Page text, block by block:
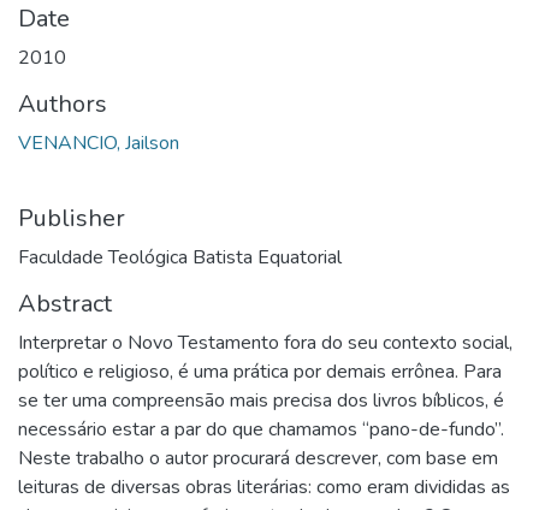
Date
2010
Authors
VENANCIO, Jailson
Publisher
Faculdade Teológica Batista Equatorial
Abstract
Interpretar o Novo Testamento fora do seu contexto social,
político e religioso, é uma prática por demais errônea. Para
se ter uma compreensão mais precisa dos livros bíblicos, é
necessário estar a par do que chamamos “pano-de-fundo”.
Neste trabalho o autor procurará descrever, com base em
leituras de diversas obras literárias: como eram divididas as